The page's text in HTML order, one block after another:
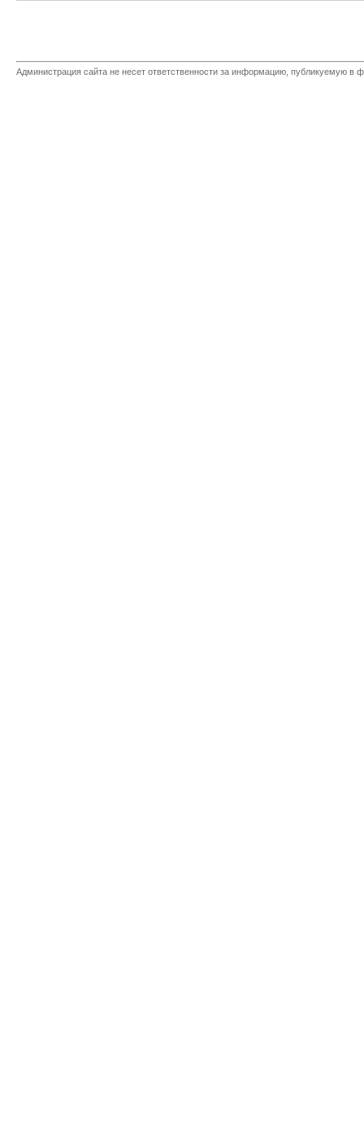
Администрация сайта не несет ответственности за информацию, публикуемую